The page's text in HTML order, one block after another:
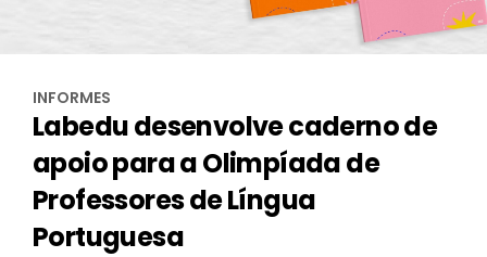
INFORMES
Labedu desenvolve caderno de
apoio para a Olimpíada de
Professores de Língua
Portuguesa